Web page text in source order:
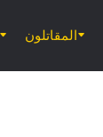
المقاتلون